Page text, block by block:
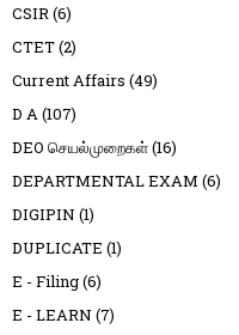
CSIR(6)
CTET(2)
Current Affairs (49)
D A(107)
DEO செயல்முறைகள்(16)
DEPARTMENTAL EXAM (6)
DIGIPIN (1)
DUPLICATE (1)
E - Filing(6)
E - LEARN (7)